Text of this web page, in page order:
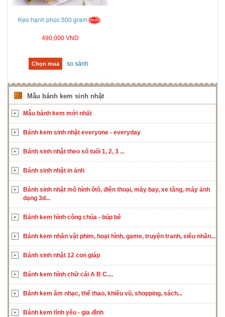
Kẹo hạnh phúc 500 gram
490,000 VND
Chọn mua so sánh
Mẫu bánh kem sinh nhật
Mẫu bánh kem mới nhất
Bánh kem sinh nhật everyone - everyday
Bánh sinh nhật theo số tuổi 1, 2, 3 ...
Bánh sinh nhật in ảnh
Bánh sinh nhật mô hình ôtô, điện thoại, máy bay, xe tăng, máy ảnh
dạng 3d...
Bánh kem hình công chúa - búp bê
Bánh kem nhân vật phim, hoạt hình, game, truyện tranh, siêu nhân...
Bánh sinh nhật 12 con giáp
Bánh kem hình chữ cái A B C....
Bánh kem âm nhạc, thể thao, khiêu vũ, shopping, sách...
Bánh kem tình yêu - gia đình